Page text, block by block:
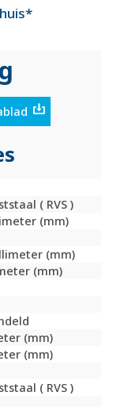
( RVS )
(mm)
(mm)
(mm)
(mm)
(mm)
( RVS )